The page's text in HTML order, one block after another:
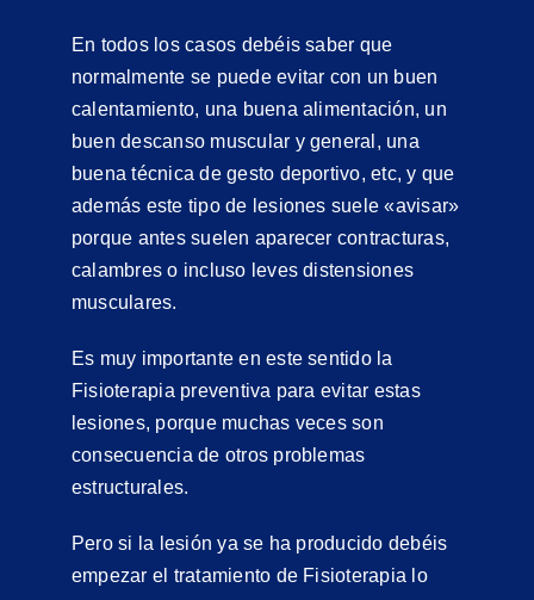
En todos los casos debéis saber que
normalmente se puede evitar con un buen
calentamiento, una buena alimentación, un
buen descanso muscular y general, una
buena técnica de gesto deportivo, etc, y que
además este tipo de lesiones suele «avisar»
porque antes suelen aparecer contracturas,
calambres o incluso leves distensiones
musculares.
Es muy importante en este sentido la
Fisioterapia preventiva para evitar estas
lesiones, porque muchas veces son
consecuencia de otros problemas
estructurales.
Pero si la lesión ya se ha producido debéis
empezar el tratamiento de Fisioterapia lo